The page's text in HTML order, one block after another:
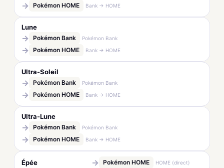
→ Pokémon HOME Bank → HOME
Lune
→ Pokémon Bank Pokémon Bank
→ Pokémon HOME Bank → HOME
Ultra-Soleil
→ Pokémon Bank Pokémon Bank
→ Pokémon HOME Bank → HOME
Ultra-Lune
→ Pokémon Bank Pokémon Bank
→ Pokémon HOME Bank → HOME
Épée → Pokémon HOME HOME (direct)